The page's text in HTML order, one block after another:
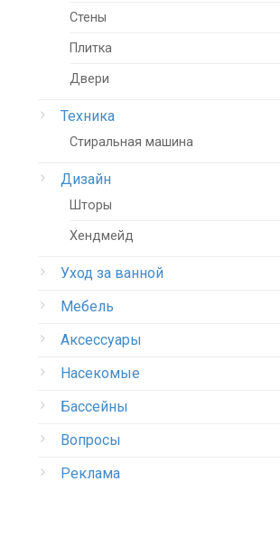
Стены
Плитка
Двери
Техника
Стиральная машина
Дизайн
Шторы
Хендмейд
Уход за ванной
Мебель
Аксессуары
Насекомые
Бассейны
Вопросы
Реклама